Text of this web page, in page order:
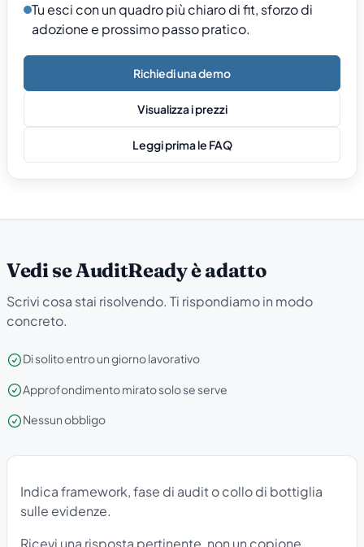
Tu esci con un quadro più chiaro di fit, sforzo di
adozione e prossimo passo pratico.
Richiedi una demo
Visualizza i prezzi
Leggi prima le FAQ
Vedi se AuditReady è adatto
Scrivi cosa stai risolvendo. Ti rispondiamo in modo
concreto.
Di solito entro un giorno lavorativo
Approfondimento mirato solo se serve
Nessun obbligo
Indica framework, fase di audit o collo di bottiglia
sulle evidenze.
Ricevi una risposta pertinente, non un copione